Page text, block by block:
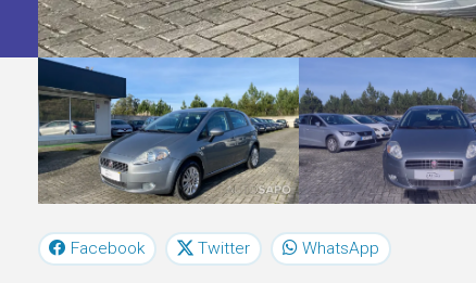
Facebook Twitter WhatsApp